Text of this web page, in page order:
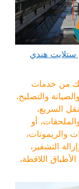
المطلاع 52227330 فني ستلايت هندي
من خدمات
والتصليح،
السريع،
أو
والريموتات،
التشفير،
اللاقطة،